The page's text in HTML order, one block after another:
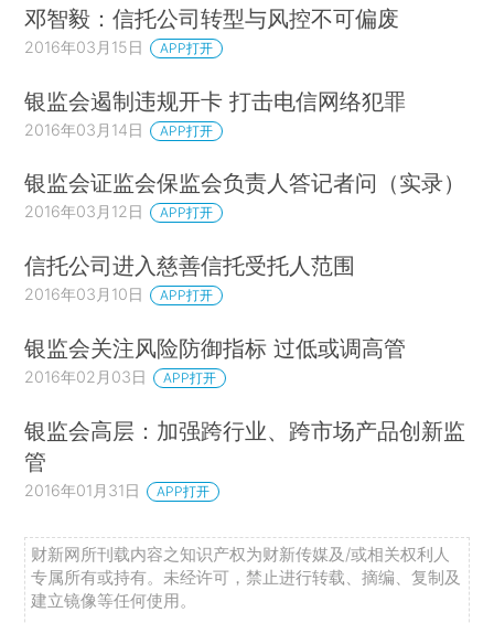
邓智毅：信托公司转型与风控不可偏废
2016年03月15日 APP打开
银监会遏制违规开卡 打击电信网络犯罪
2016年03月14日 APP打开
银监会证监会保监会负责人答记者问（实录）
2016年03月12日 APP打开
信托公司进入慈善信托受托人范围
2016年03月10日 APP打开
银监会关注风险防御指标 过低或调高管
2016年02月03日 APP打开
银监会高层：加强跨行业、跨市场产品创新监
管
2016年01月31日 APP打开
财新网所刊载内容之知识产权为财新传媒及/或相关权利人
专属所有或持有。未经许可，禁止进行转载、摘编、复制及
建立镜像等任何使用。